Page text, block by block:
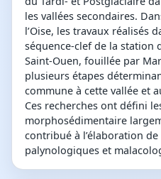
les vallées secondaires.
l’Oise, les travaux réalisés
séquence-clef de la station
Saint-Ouen, fouillée par
plusieurs étapes
commune à cette vallée et
Ces recherches ont défini
morphosédimentaire
contribué à l’élaboration
palynologiques et